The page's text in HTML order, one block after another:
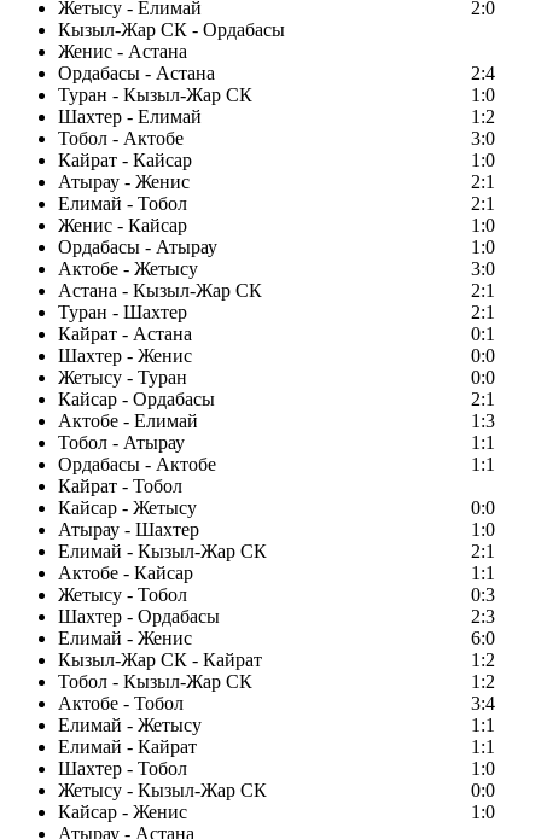
Жетысу - Елимай
2:0
Кызыл-Жар СК - Ордабасы
Женис - Астана
Ордабасы - Астана
2:4
Туран - Кызыл-Жар СК
1:0
Шахтер - Елимай
1:2
Тобол - Актобе
3:0
Кайрат - Кайсар
1:0
Атырау - Женис
2:1
Елимай - Тобол
2:1
Женис - Кайсар
1:0
Ордабасы - Атырау
1:0
Актобе - Жетысу
3:0
Астана - Кызыл-Жар СК
2:1
Туран - Шахтер
2:1
Кайрат - Астана
0:1
Шахтер - Женис
0:0
Жетысу - Туран
0:0
Кайсар - Ордабасы
2:1
Актобе - Елимай
1:3
Тобол - Атырау
1:1
Ордабасы - Актобе
1:1
Кайрат - Тобол
Кайсар - Жетысу
0:0
Атырау - Шахтер
1:0
Елимай - Кызыл-Жар СК
2:1
Актобе - Кайсар
1:1
Жетысу - Тобол
0:3
Шахтер - Ордабасы
2:3
Елимай - Женис
6:0
Кызыл-Жар СК - Кайрат
1:2
Тобол - Кызыл-Жар СК
1:2
Актобе - Тобол
3:4
Елимай - Жетысу
1:1
Елимай - Кайрат
1:1
Шахтер - Тобол
1:0
Жетысу - Кызыл-Жар СК
0:0
Кайсар - Женис
1:0
Атырау - Астана